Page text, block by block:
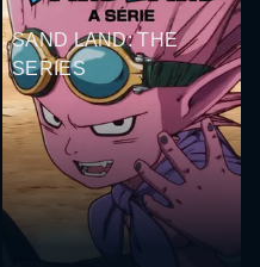
SAND LAND: THE
SERIES